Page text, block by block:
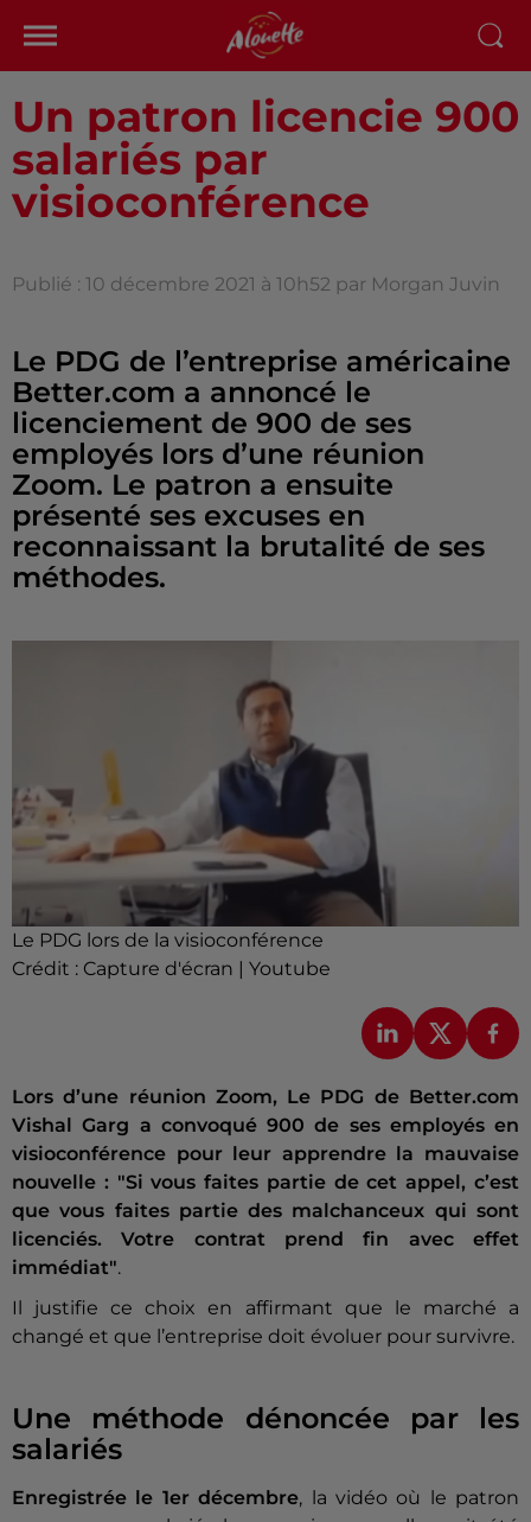
Un patron licencie 900
salariés par
visioconférence
Publié : 10 décembre 2021 à 10h52 par Morgan Juvin
Le PDG de l’entreprise américaine
Better.com a annoncé le
licenciement de 900 de ses
employés lors d’une réunion
Zoom. Le patron a ensuite
présenté ses excuses en
reconnaissant la brutalité de ses
méthodes.
Le PDG lors de la visioconférence
Crédit : Capture d'écran | Youtube
Lors d’une réunion Zoom, Le PDG de Better.com
Vishal Garg a convoqué 900 de ses employés en
visioconférence pour leur apprendre la mauvaise
nouvelle : "Si vous faites partie de cet appel, c’est
que vous faites partie des malchanceux qui sont
licenciés. Votre contrat prend fin avec effet
immédiat".
Il justifie ce choix en affirmant que le marché a
changé et que l’entreprise doit évoluer pour survivre.
Une méthode dénoncée par les
salariés
Enregistrée le 1er décembre, la vidéo où le patron